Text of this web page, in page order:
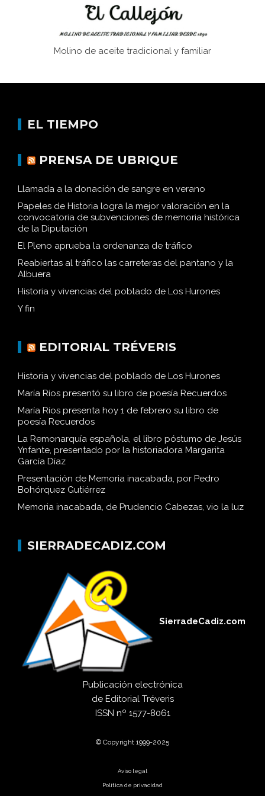
Molino de aceite tradicional y familiar
EL TIEMPO
PRENSA DE UBRIQUE
Llamada a la donación de sangre en verano
Papeles de Historia logra la mejor valoración en la
convocatoria de subvenciones de memoria histórica
de la Diputación
El Pleno aprueba la ordenanza de tráfico
Reabiertas al tráfico las carreteras del pantano y la
Albuera
Historia y vivencias del poblado de Los Hurones
Y fin
EDITORIAL TRÉVERIS
Historia y vivencias del poblado de Los Hurones
María Ríos presentó su libro de poesía Recuerdos
María Ríos presenta hoy 1 de febrero su libro de
poesía Recuerdos
La Remonarquía española, el libro póstumo de Jesús
Ynfante, presentado por la historiadora Margarita
García Díaz
Presentación de Memoria inacabada, por Pedro
Bohórquez Gutiérrez
Memoria inacabada, de Prudencio Cabezas, vio la luz
SIERRADECADIZ.COM
SierradeCadiz.com
Publicación electrónica
de Editorial Tréveris
ISSN nº 1577-8061
© Copyright 1999-2025
Aviso legal
Política de privacidad